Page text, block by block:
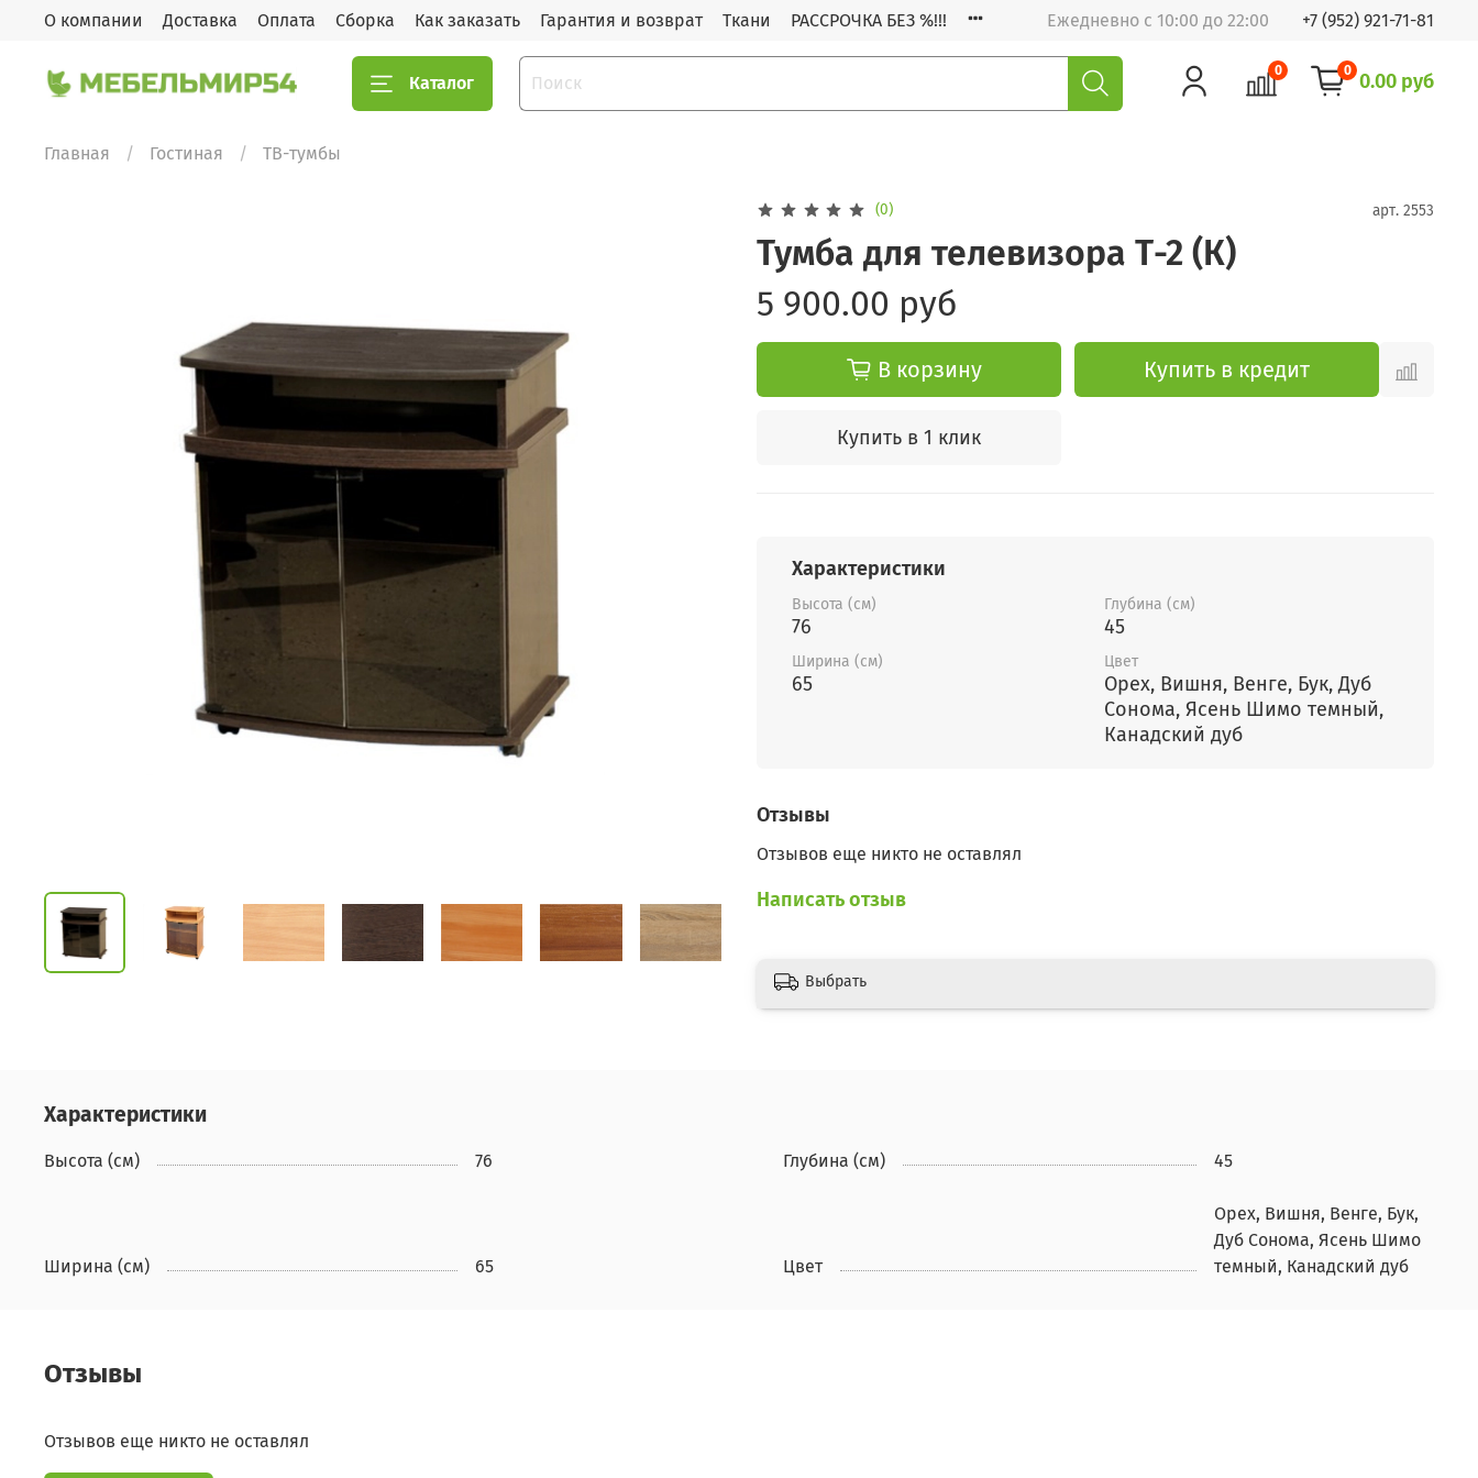
О компании Доставка Оплата Сборка Как заказать Гарантия и возврат Ткани РАССРОЧКА БЕЗ %!!! Ежедневно с 10:00 до 22:00 +7 (952) 921-71-81
Каталог
0 0 0.00 руб
Главная Гостиная ТВ-тумбы
(0) арт. 2553
Тумба для телевизора Т-2 (К)
5 900.00 руб
В корзину Купить в кредит
Купить в 1 клик
Характеристики
Высота (см)
76
Глубина (см)
45
Ширина (см)
65
Цвет
Орех, Вишня, Венге, Бук, Дуб
Сонома, Ясень Шимо темный,
Канадский дуб
Отзывы
Отзывов еще никто не оставлял
Написать отзыв
Выбрать
Характеристики
Высота (см) 76 Глубина (см) 45
Ширина (см) 65 Цвет
Орех, Вишня, Венге, Бук,
Дуб Сонома, Ясень Шимо
темный, Канадский дуб
Отзывы
Отзывов еще никто не оставлял